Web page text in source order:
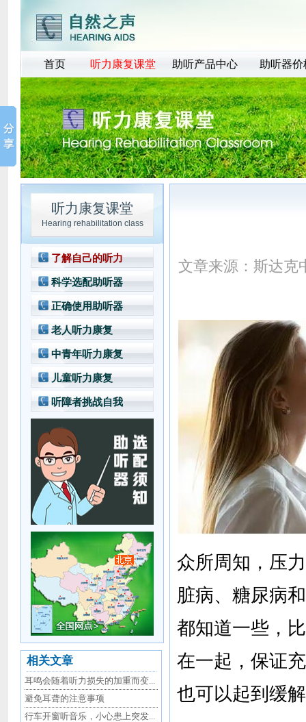
首页 听力康复课堂 助听产品中心 助听器价
听力康复课堂
Hearing rehabilitation class
了解自己的听力
科学选配助听器
正确使用助听器
老人听力康复
中青年听力康复
儿童听力康复
听障者挑战自我
相关文章
耳鸣会随着听力损失的加重而变...
避免耳聋的注意事项
行车开窗听音乐，小心患上突发...
文章来源： 斯达克
众所周知，压
脏病、糖尿病
都知道一些，
在一起，保证
也可以起到缓